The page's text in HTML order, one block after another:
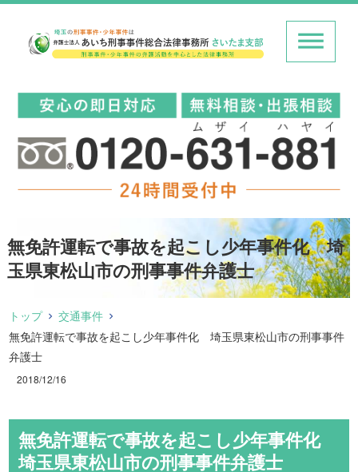
無免許運転で事故を起こし少年事件化 埼
玉県東松山市の刑事事件弁護士
トップ
交通事件
無免許運転で事故を起こし少年事件化 埼玉県東松山市の刑事事件
弁護士
2018/12/16
無免許運転で事故を起こし少年事件化
埼玉県東松山市の刑事事件弁護士